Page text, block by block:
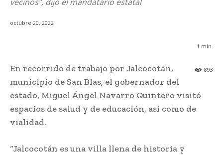
octubre 20, 2022
1 min.
893
En recorrido de trabajo por Jalcocotán,
municipio de San Blas, el gobernador del
estado, Miguel Ángel Navarro Quintero visitó
espacios de salud y de educación, así como de
vialidad.
“Jalcocotán es una villa llena de historia y